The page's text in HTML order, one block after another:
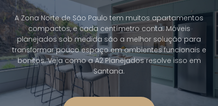
A Zona Norte de São Paulo tem muitos apartamentos
compactos, e cada centímetro conta. Móveis
planejados sob medida são a melhor solução para
transformar pouco espaço em ambientes funcionais e
bonitos. Veja como a A2 Planejados resolve isso em
Santana.